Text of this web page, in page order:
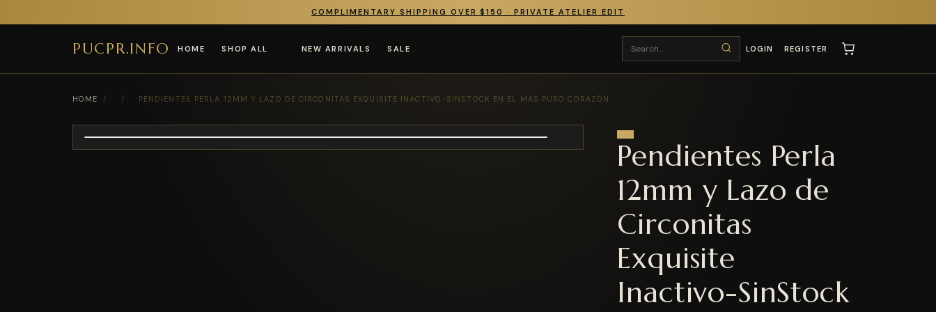
COMPLIMENTARY SHIPPING OVER $150 · PRIVATE ATELIER EDIT
PUCPR.INFO HOME SHOP ALL NEW ARRIVALS SALE LOGIN REGISTER
HOME / / PENDIENTES PERLA 12MM Y LAZO DE CIRCONITAS EXQUISITE INACTIVO-SINSTOCK EN EL MÁS PURO CORAZÓN
Pendientes Perla
12mm y Lazo de
Circonitas
Exquisite
Inactivo-SinStock